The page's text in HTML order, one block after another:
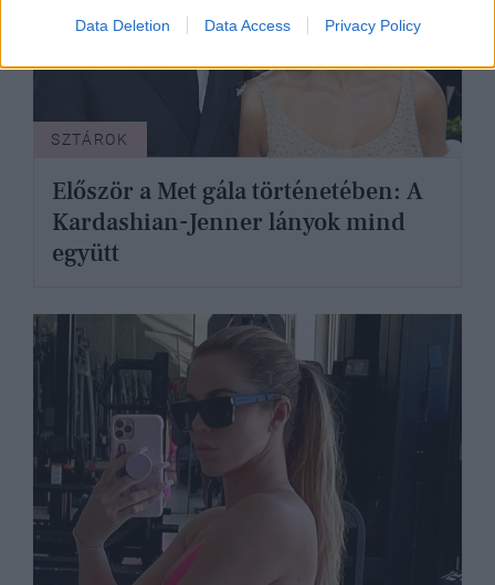
Data Deletion Data Access Privacy Policy
SZTÁROK
Először a Met gála történetében: A
Kardashian-Jenner lányok mind
együtt